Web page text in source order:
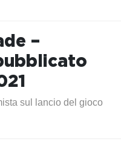
–
sul lancio del gioco